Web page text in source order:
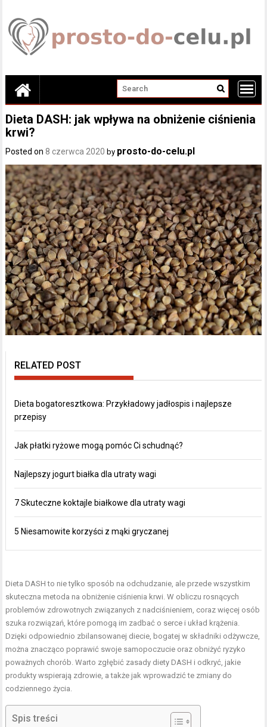
content
Dieta DASH: jak wpływa na obniżenie ciśnienia
krwi?
Posted on 8 czerwca 2020 by prosto-do-celu.pl
RELATED POST
Dieta bogatoresztkowa: Przykładowy jadłospis i najlepsze
przepisy
Jak płatki ryżowe mogą pomóc Ci schudnąć?
Najlepszy jogurt białka dla utraty wagi
7 Skuteczne koktajle białkowe dla utraty wagi
5 Niesamowite korzyści z mąki gryczanej
Dieta DASH to nie tylko sposób na odchudzanie, ale przede wszystkim
skuteczna metoda na obniżenie ciśnienia krwi. W obliczu rosnących
problemów zdrowotnych związanych z nadciśnieniem, coraz więcej osób
szuka rozwiązań, które pomogą im zadbać o serce i układ krążenia.
Dzięki odpowiednio zbilansowanej diecie, bogatej w składniki odżywcze,
można znacząco poprawić swoje samopoczucie oraz obniżyć ryzyko
poważnych chorób. Warto zgłębić zasady diety DASH i odkryć, jakie
produkty wspierają zdrowie, a także jak wprowadzić te zmiany do
codziennego życia.
Spis treści